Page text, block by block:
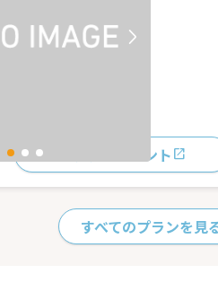
おすすめポイント
すべてのプランを見